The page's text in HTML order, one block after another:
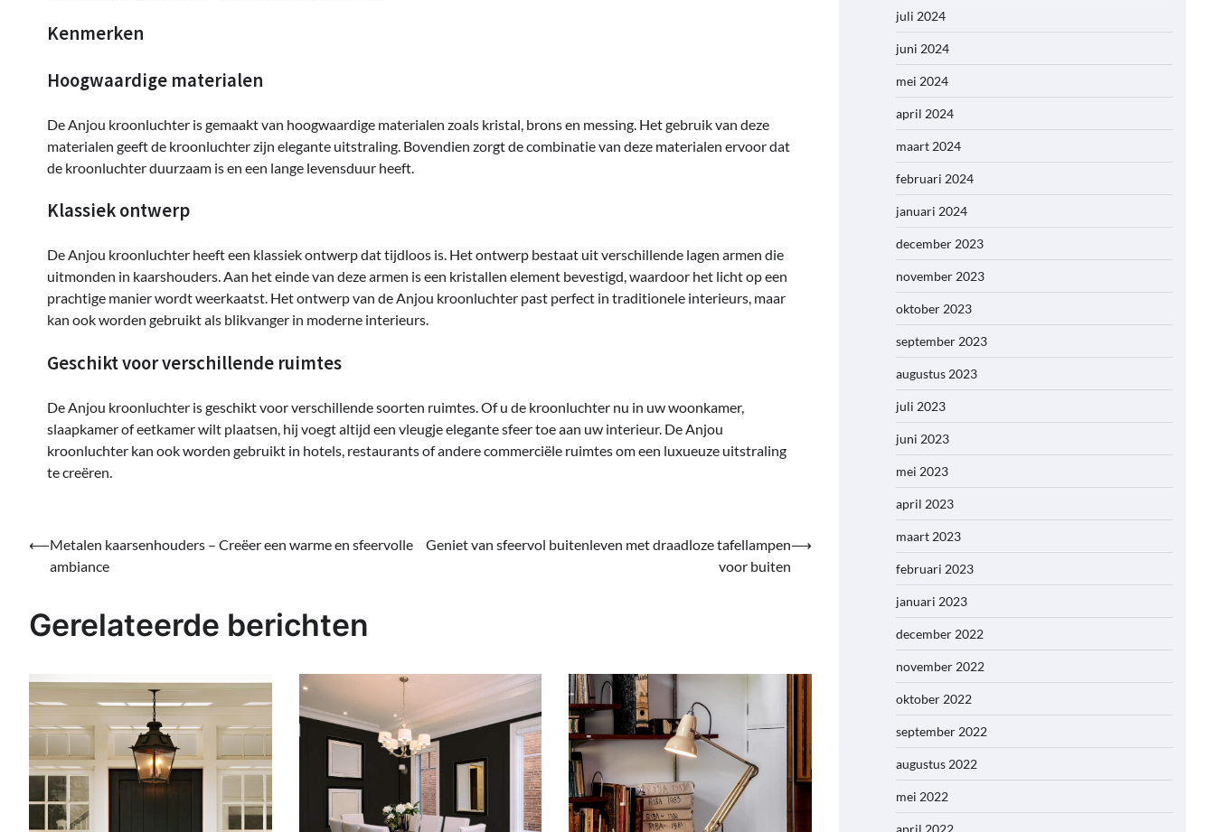
Kenmerken
Hoogwaardige materialen
De Anjou kroonluchter is gemaakt van hoogwaardige materialen zoals kristal, brons en messing. Het gebruik van deze
materialen geeft de kroonluchter zijn elegante uitstraling. Bovendien zorgt de combinatie van deze materialen ervoor dat
de kroonluchter duurzaam is en een lange levensduur heeft.
Klassiek ontwerp
De Anjou kroonluchter heeft een klassiek ontwerp dat tijdloos is. Het ontwerp bestaat uit verschillende lagen armen die
uitmonden in kaarshouders. Aan het einde van deze armen is een kristallen element bevestigd, waardoor het licht op een
prachtige manier wordt weerkaatst. Het ontwerp van de Anjou kroonluchter past perfect in traditionele interieurs, maar
kan ook worden gebruikt als blikvanger in moderne interieurs.
Geschikt voor verschillende ruimtes
De Anjou kroonluchter is geschikt voor verschillende soorten ruimtes. Of u de kroonluchter nu in uw woonkamer,
slaapkamer of eetkamer wilt plaatsen, hij voegt altijd een vleugje elegante sfeer toe aan uw interieur. De Anjou
kroonluchter kan ook worden gebruikt in hotels, restaurants of andere commerciële ruimtes om een ​​luxueuze uitstraling
te creëren.
Bericht
navigatie
⟵Metalen kaarsenhouders – Creëer een warme en sfeervolle
ambiance
Geniet van sfeervol buitenleven met draadloze tafellampen
voor buiten
⟶
Gerelateerde berichten
juli 2024
juni 2024
mei 2024
april 2024
maart 2024
februari 2024
januari 2024
december 2023
november 2023
oktober 2023
september 2023
augustus 2023
juli 2023
juni 2023
mei 2023
april 2023
maart 2023
februari 2023
januari 2023
december 2022
november 2022
oktober 2022
september 2022
augustus 2022
mei 2022
april 2022